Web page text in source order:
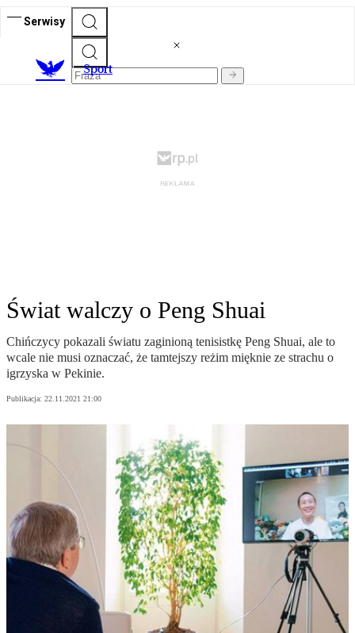
Serwisy
Sport
Świat walczy o Peng Shuai
Chińczycy pokazali światu zaginioną tenisistkę Peng Shuai, ale to
wcale nie musi oznaczać, że tamtejszy reżim mięknie ze strachu o
igrzyska w Pekinie.
Publikacja: 22.11.2021 21:00